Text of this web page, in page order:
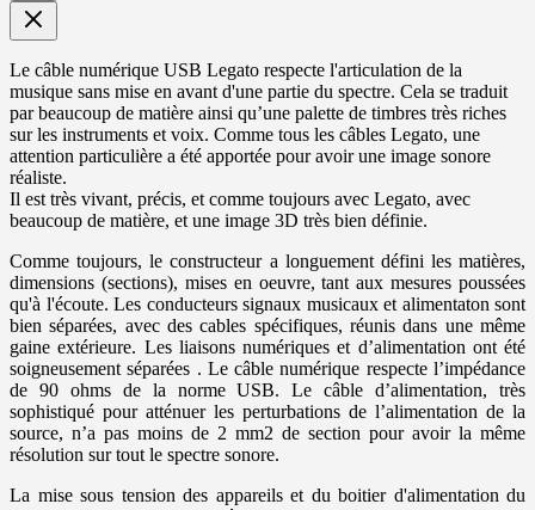
Le câble numérique USB Legato respecte l'articulation de la
musique sans mise en avant d'une partie du spectre. Cela se traduit
par beaucoup de matière ainsi qu’une palette de timbres très riches
sur les instruments et voix. Comme tous les câbles Legato, une
attention particulière a été apportée pour avoir une image sonore
réaliste.
Il est très vivant, précis, et comme toujours avec Legato, avec
beaucoup de matière, et une image 3D très bien définie.
Comme toujours, le constructeur a longuement défini les matières,
dimensions (sections), mises en oeuvre, tant aux mesures poussées
qu'à l'écoute. Les conducteurs signaux musicaux et alimentaton sont
bien séparées, avec des cables spécifiques, réunis dans une même
gaine extérieure. Les liaisons numériques et d’alimentation ont été
soigneusement séparées . Le câble numérique respecte l’impédance
de 90 ohms de la norme USB. Le câble d’alimentation, très
sophistiqué pour atténuer les perturbations de l’alimentation de la
source, n’a pas moins de 2 mm2 de section pour avoir la même
résolution sur tout le spectre sonore.
La mise sous tension des appareils et du boitier d'alimentation du